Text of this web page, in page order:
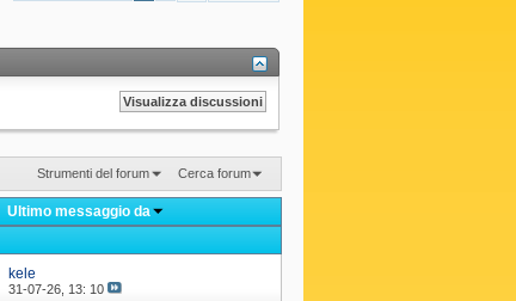
Strumenti del forum Cerca forum
Ultimo messaggio da
kele
31-07-26, 13: 10